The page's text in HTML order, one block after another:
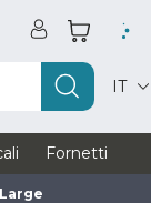
IT
Fornetti